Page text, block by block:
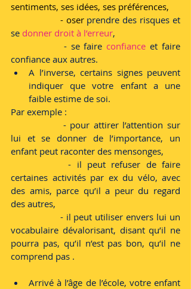
sentiments, ses idées, ses préférences,
- oser prendre des risques et
se donner droit à l’erreur,
- se faire confiance et faire
confiance aux autres.
A l’inverse, certains signes peuvent
indiquer que votre enfant a une
faible estime de soi.
Par exemple :
lui et se donner de l’importance, un
enfant peut raconter des mensonges,
certaines activités par ex du vélo, avec
des amis, parce qu’il a peur du regard
des autres,
vocabulaire dévalorisant, disant qu’il ne
pourra pas, qu’il n’est pas bon, qu’il ne
comprend pas .
Arrivé à l’âge de l’école, votre enfant